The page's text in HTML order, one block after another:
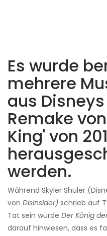
Es wurde
mehrere
aus
Remake
King' von
werden.
Während Skyler Shuler
von DisInsider) schrieb auf
Tat sein würde Der König
darauf hinwiesen, dass es